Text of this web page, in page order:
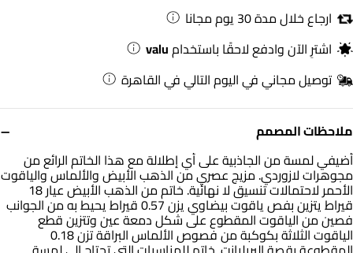
ملاحظات المصمم −
أضيفي لمسة من الجاذبية على أي إطلالة مع هذا الخاتم الرائع من
مجوهرات لازوردي. مزيج عصري من الذهب الأبيض والألماس والياقوت
الأحمر لاحتمالات تنسيق لا نهائية. خاتم من الذهب الأبيض عيار 18
قيراط يتزين بفص ياقوت بيضاوي يزن 0.57 قيراط يحيط به من الجوانب
فصين من الياقوت المقطوع على شكل دمعة عين وتتزين قطع
الياقوت الثلاثة بكوكبة من فصوص الألماس البراقة تزن 0.18
ارجاع خلال مدة 30 يوم مجانا
اشترِ الآن وادفع لاحقًا باستخدامvalu
توصيل مجاني في اليوم التالي في القاهرة